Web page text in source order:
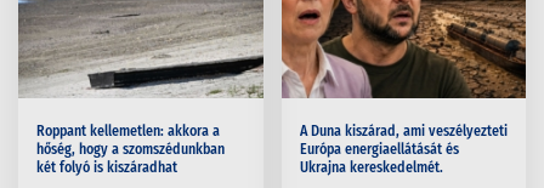
Roppant kellemetlen: akkora a
hőség, hogy a szomszédunkban
két folyó is kiszáradhat
A Duna kiszárad, ami veszélyezteti
Európa energiaellátását és
Ukrajna kereskedelmét.